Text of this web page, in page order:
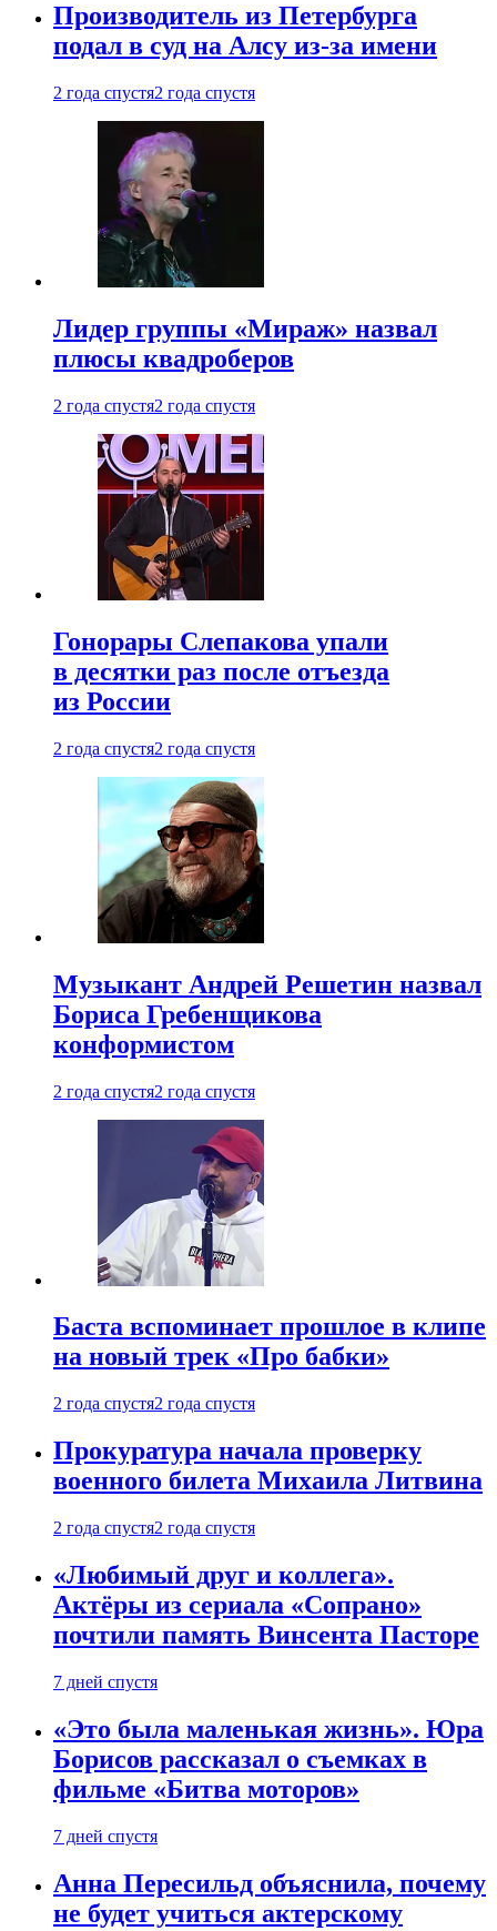
Производитель из Петербурга
подал в суд на Алсу из-за имени
2 года спустя2 года спустя
Лидер группы «Мираж» назвал
плюсы квадроберов
2 года спустя2 года спустя
Гонорары Слепакова упали
в десятки раз после отъезда
из России
2 года спустя2 года спустя
Музыкант Андрей Решетин назвал
Бориса Гребенщикова
конформистом
2 года спустя2 года спустя
Баста вспоминает прошлое в клипе
на новый трек «Про бабки»
2 года спустя2 года спустя
Прокуратура начала проверку
военного билета Михаила Литвина
2 года спустя2 года спустя
«Любимый друг и коллега».
Актёры из сериала «Сопрано»
почтили память Винсента Пасторе
7 дней спустя
«Это была маленькая жизнь». Юра
Борисов рассказал о съемках в
фильме «Битва моторов»
7 дней спустя
Анна Пересильд объяснила, почему
не будет учиться актерскому